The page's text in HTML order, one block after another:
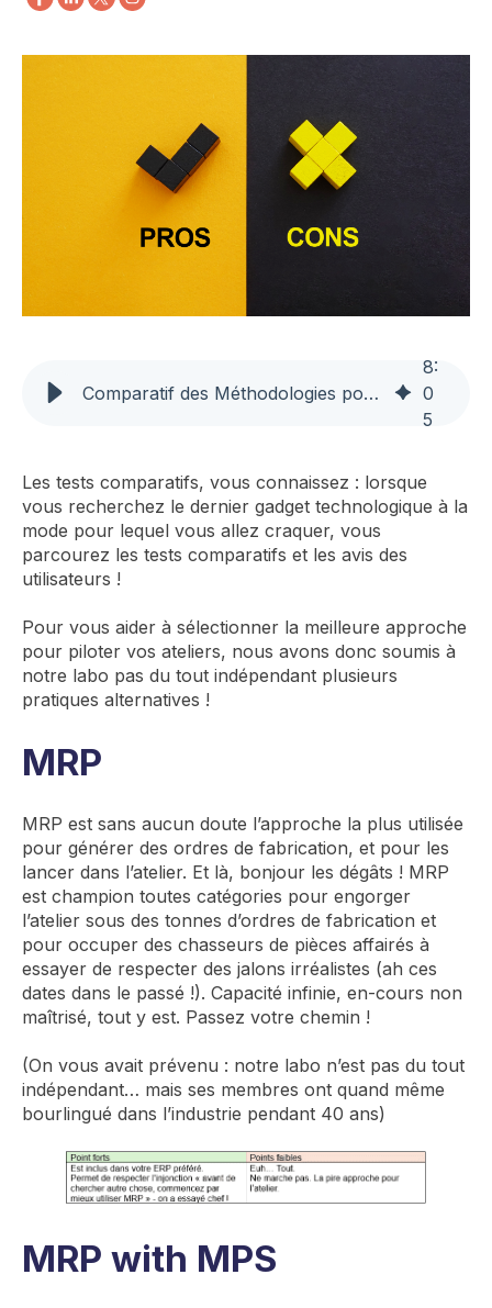
Comparatif des Méthodologies pour Optimiser la Gestion d'Atelier
8:
0
5
Les tests comparatifs, vous connaissez : lorsque
vous recherchez le dernier gadget technologique à la
mode pour lequel vous allez craquer, vous
parcourez les tests comparatifs et les avis des
utilisateurs !
Pour vous aider à sélectionner la meilleure approche
pour piloter vos ateliers, nous avons donc soumis à
notre labo pas du tout indépendant plusieurs
pratiques alternatives !
MRP
MRP est sans aucun doute l’approche la plus utilisée
pour générer des ordres de fabrication, et pour les
lancer dans l’atelier. Et là, bonjour les dégâts ! MRP
est champion toutes catégories pour engorger
l’atelier sous des tonnes d’ordres de fabrication et
pour occuper des chasseurs de pièces affairés à
essayer de respecter des jalons irréalistes (ah ces
dates dans le passé !). Capacité infinie, en-cours non
maîtrisé, tout y est. Passez votre chemin !
(On vous avait prévenu : notre labo n’est pas du tout
indépendant… mais ses membres ont quand même
bourlingué dans l’industrie pendant 40 ans)
MRP with MPS